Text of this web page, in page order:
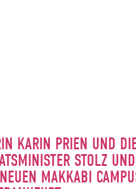
KARIN PRIEN UND
STOLZ UND
MAKKABI